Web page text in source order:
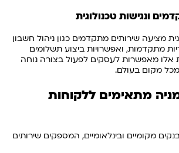
ונגישות טכנולוגית
מציעה שירותים מתקדמים כגון ניהול חשבון
מתקדמות, ואפשרויות ביצוע תשלומים
אלו מאפשרות לעסקים לפעול בצורה נוחה
מכל מקום בעולם.
מתאימים ללקוחות
מקומיים ובינלאומיים, המספקים שירותים